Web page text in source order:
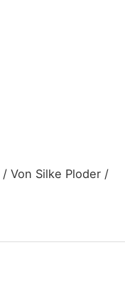
/ Von Silke Ploder /